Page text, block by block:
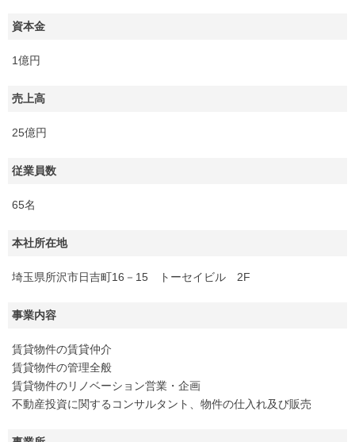
資本金
1億円
売上高
25億円
従業員数
65名
本社所在地
埼玉県所沢市日吉町16－15 トーセイビル 2F
事業内容
賃貸物件の賃貸仲介
賃貸物件の管理全般
賃貸物件のリノベーション営業・企画
不動産投資に関するコンサルタント、物件の仕入れ及び販売